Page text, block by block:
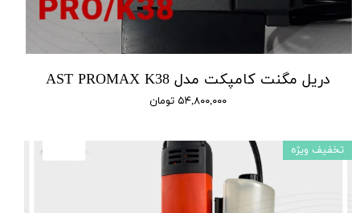
دریل مگنت کامپکت مدل AST PROMAX K38
۵۴,۸۰۰,۰۰۰ تومان
تخفیف ویژه